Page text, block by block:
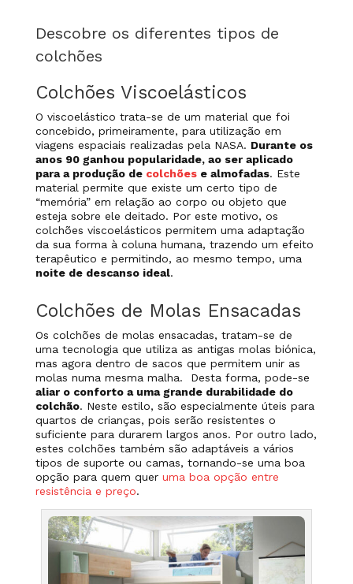
Descobre os diferentes tipos de
colchões
Colchões Viscoelásticos
O viscoelástico trata-se de um material que foi
concebido, primeiramente, para utilização em
viagens espaciais realizadas pela NASA. Durante os
anos 90 ganhou popularidade, ao ser aplicado
para a produção de colchõese almofadas. Este
material permite que existe um certo tipo de
“memória” em relação ao corpo ou objeto que
esteja sobre ele deitado. Por este motivo, os
colchões viscoelásticos permitem uma adaptação
da sua forma à coluna humana, trazendo um efeito
terapêutico e permitindo, ao mesmo tempo, uma
noite de descanso ideal.
Colchões de Molas Ensacadas
Os colchões de molas ensacadas, tratam-se de
uma tecnologia que utiliza as antigas molas biónica,
mas agora dentro de sacos que permitem unir as
molas numa mesma malha. Desta forma, pode-se
aliar o conforto a uma grande durabilidade do
colchão. Neste estilo, são especialmente úteis para
quartos de crianças, pois serão resistentes o
suficiente para durarem largos anos. Por outro lado,
estes colchões também são adaptáveis a vários
tipos de suporte ou camas, tornando-se uma boa
opção para quem quer uma boa opção entre
resistência e preço.